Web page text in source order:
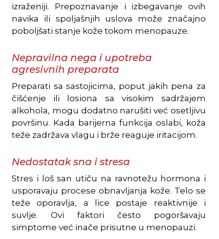
izraženiji. Prepoznavanje i izbegavanje ovih
navika ili spoljašnjih uslova može značajno
poboljšati stanje kože tokom menopauze.
Nepravilna nega i upotreba
agresivnih preparata
Preparati sa sastojicima, poput jakih pena za
čišćenje ili losiona sa visokim sadržajem
alkohola, mogu dodatno narušiti već osetljivu
površinu. Kada barijerna funkcija oslabi, koža
teže zadržava vlagu i brže reaguje iritacijom.
Nedostatak sna i stresa
Stres i loš san utiču na ravnotežu hormona i
usporavaju procese obnavljanja kože. Telo se
teže oporavlja, a lice postaje reaktivnije i
suvlje. Ovi faktori često pogoršavaju
simptome već inače prisutne u menopauzi.